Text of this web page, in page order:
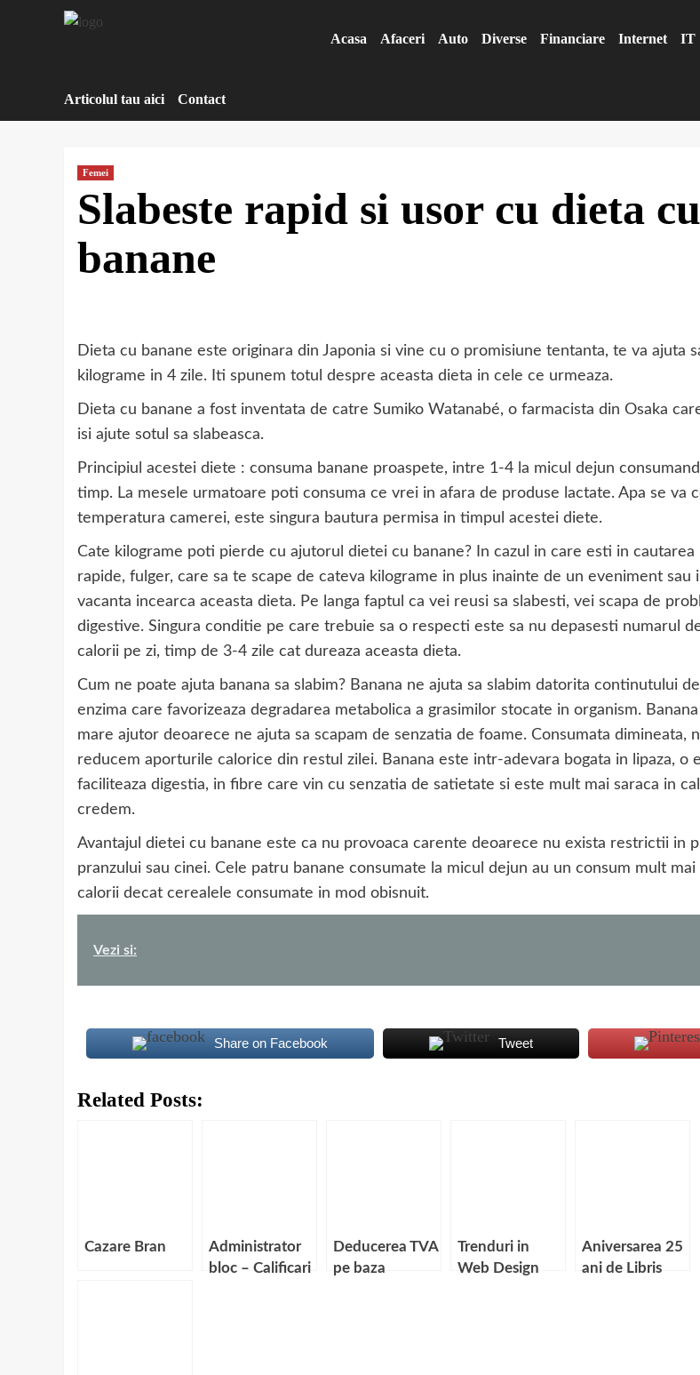
Acasa Afaceri Auto Diverse Financiare Internet IT
Articolul tau aici Contact
Femei
Slabeste rapid si usor cu dieta cu
banane
Dieta cu banane este originara din Japonia si vine cu o promisiune tentanta, te va ajuta
kilograme in 4 zile. Iti spunem totul despre aceasta dieta in cele ce urmeaza.
Dieta cu banane a fost inventata de catre Sumiko Watanabé, o farmacista din Osaka
isi ajute sotul sa slabeasca.
Principiul acestei diete : consuma banane proaspete, intre 1-4 la micul dejun
timp. La mesele urmatoare poti consuma ce vrei in afara de produse lactate. Apa se va
temperatura camerei, este singura bautura permisa in timpul acestei diete.
Cate kilograme poti pierde cu ajutorul dietei cu banane? In cazul in care esti in cautarea
rapide, fulger, care sa te scape de cateva kilograme in plus inainte de un eveniment sau
vacanta incearca aceasta dieta. Pe langa faptul ca vei reusi sa slabesti, vei scapa de
digestive. Singura conditie pe care trebuie sa o respecti este sa nu depasesti numarul
calorii pe zi, timp de 3-4 zile cat dureaza aceasta dieta.
Cum ne poate ajuta banana sa slabim? Banana ne ajuta sa slabim datorita continutului
enzima care favorizeaza degradarea metabolica a grasimilor stocate in organism.
mare ajutor deoarece ne ajuta sa scapam de senzatia de foame. Consumata dimineata,
reducem aporturile calorice din restul zilei. Banana este intr-adevara bogata in lipaza, o
faciliteaza digestia, in fibre care vin cu senzatia de satietate si este mult mai saraca in
credem.
Avantajul dietei cu banane este ca nu provoaca carente deoarece nu exista restrictii in
pranzului sau cinei. Cele patru banane consumate la micul dejun au un consum mult mai
calorii decat cerealele consumate in mod obisnuit.
Vezi si:
Share on Facebook Tweet
Related Posts:
Cazare Bran
Administrator
bloc – Calificari
Deducerea TVA
pe baza
Trenduri in
Web Design
Aniversarea 25
ani de Libris